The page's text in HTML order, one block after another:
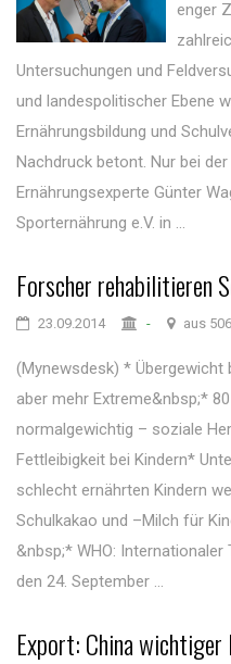
enger
Untersuchungen und
und landespolitischer Ebene
Ernährungsbildung und
Nachdruck betont. Nur bei
Ernährungsexperte Günter
Sporternährung e.V. in ...
Forscher rehabilitieren
23.09.2014 - aus
(Mynewsdesk) * Übergewicht
aber mehr Extreme&nbsp;*
normalgewichtig – soziale
Fettleibigkeit bei Kindern*
schlecht ernährten Kindern
Schulkakao und –Milch für
&nbsp;* WHO:
den 24. September ...
Export: China wichtiger